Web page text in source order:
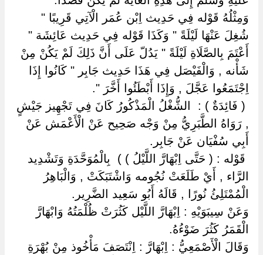
وَمِثْلُهُ قَوْله فِي حَدِيث اِبْن عُمَر الْآتِي قَرِيبًا "
شُغِلَ عَنْهَا لَيْلَةً " وَكَذَا قَوْله فِي حَدِيث عَائِشَة "
أَعْتَمَ بِالصَّلَاةِ لَيْلَةً " يَدُلّ عَلَى أَنَّ ذَلِكَ لَمْ يَكُنْ مِنْ
شَأْنه , وَالْفَيْصَل فِي هَذَا حَدِيث جَابِر " كَانُوا إِذَا
اِجْتَمَعُوا عَجَّلَ , وَإِذَا أَبْطَئُوا أَخَّرَ ".
‏ ‏( فَائِدَةٌ ) : ‏ ‏الشُّغْلُ الْمَذْكُورُ كَانَ فِي تَجْهِيز جَيْشٍ
, رَوَاهُ الطَّبَرِيُّ مِنْ وَجْه صَحِيح عَنْ الْأَعْمَش عَنْ
أَبِي سُفْيَان عَنْ جَابِر.
‏ ‏قَوْله : ( حَتَّى اِبْهَارَّ اللَّيْلُ ) ) ‏ ‏بِالْمُوَحَّدَةِ وَتَشْدِيد
الرَّاء , أَيْ طَلَعَتْ نُجُومه وَاشْتَبَكَتْ , وَالْبَاهِرُ
الْمُمْتَلِئُ نُورًا , قَالَهُ أَبُو سَعِيد الضَّرِير.
وَعَنْ سِيبَوَيْهِ : اِبْهَارَّ اللَّيْل كَثُرَتْ ظُلْمَتُهُ وَابْهَارَّ
الْقَمَرُ كَثُرَ ضَوْءُهُ.
وَقَالَ الْأَصْمَعِيُّ : اِبْهَارَّ : اِنْتَصَفَ مَأْخُوذ مِنْ بُهْرَةِ